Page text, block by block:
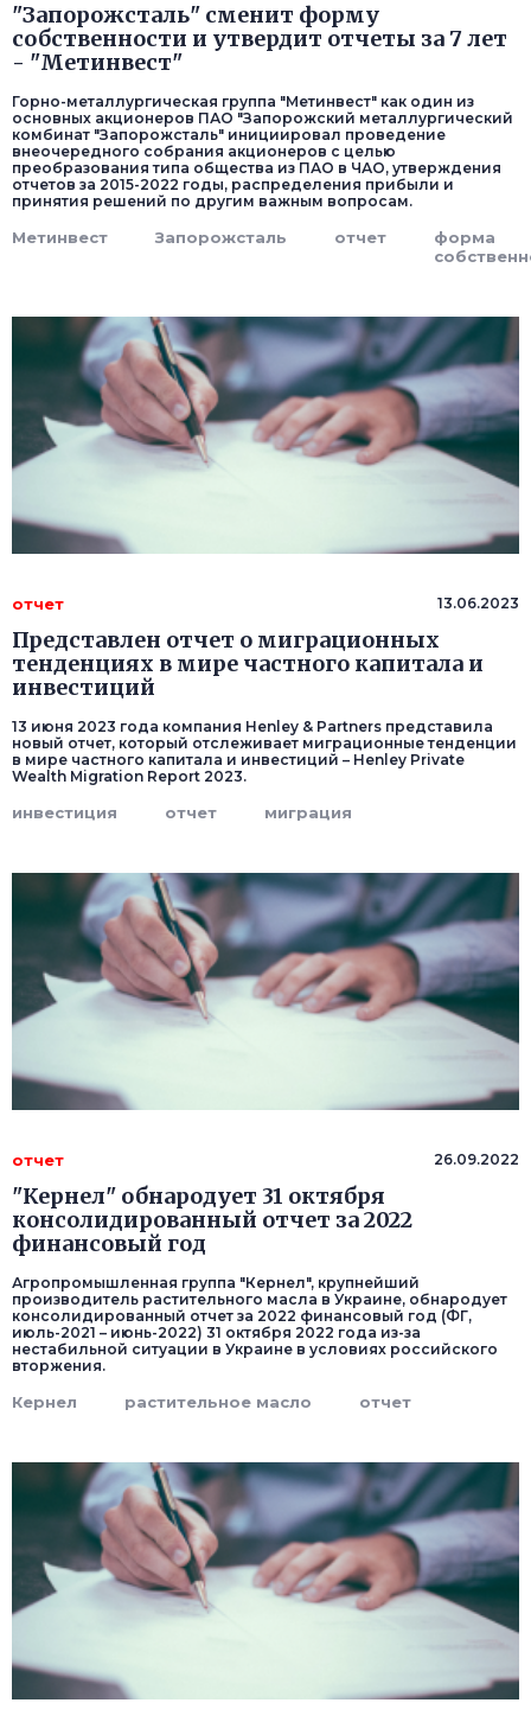
"Запорожсталь" сменит форму
собственности и утвердит отчеты за 7 лет
- "Метинвест"
Горно-металлургическая группа "Метинвест" как один из
основных акционеров ПАО "Запорожский металлургический
комбинат "Запорожсталь" инициировал проведение
внеочередного собрания акционеров с целью
преобразования типа общества из ПАО в ЧАО, утверждения
отчетов за 2015-2022 годы, распределения прибыли и
принятия решений по другим важным вопросам.
Метинвест Запорожсталь отчет
форма
отчет 13.06.2023
Представлен отчет о миграционных
тенденциях в мире частного капитала и
инвестиций
13 июня 2023 года компания Henley & Partners представила
новый отчет, который отслеживает миграционные тенденции
в мире частного капитала и инвестиций – Henley Private
Wealth Migration Report 2023.
инвестиция отчет миграция
отчет 26.09.2022
"Кернел" обнародует 31 октября
консолидированный отчет за 2022
финансовый год
Агропромышленная группа "Кернел", крупнейший
производитель растительного масла в Украине, обнародует
консолидированный отчет за 2022 финансовый год (ФГ,
июль-2021 – июнь-2022) 31 октября 2022 года из-за
нестабильной ситуации в Украине в условиях российского
вторжения.
Кернел растительное масло отчет